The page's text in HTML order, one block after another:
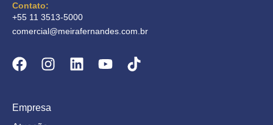
Contato:
+55 11 3513-5000
comercial@meirafernandes.com.br
Empresa